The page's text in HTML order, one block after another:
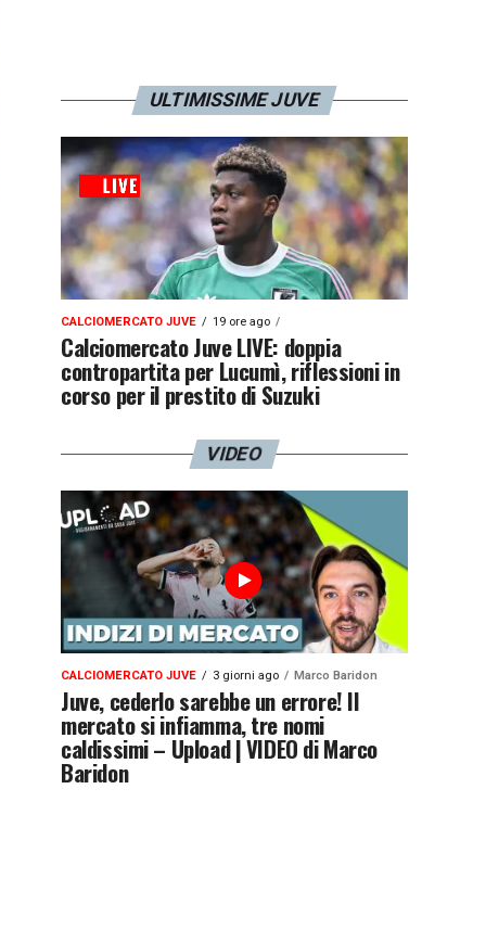
ULTIMISSIME JUVE
CALCIOMERCATO JUVE 19 ore ago
Calciomercato Juve LIVE: doppia
contropartita per Lucumì, riflessioni in
corso per il prestito di Suzuki
VIDEO
CALCIOMERCATO JUVE 3 giorni ago Marco Baridon
Juve, cederlo sarebbe un errore! Il
mercato si infiamma, tre nomi
caldissimi – Upload | VIDEO di Marco
Baridon